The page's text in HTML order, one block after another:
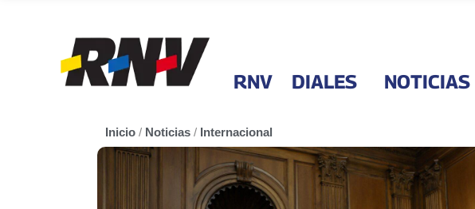
RNV DIALES NOTICIAS
Inicio / Noticias / Internacional